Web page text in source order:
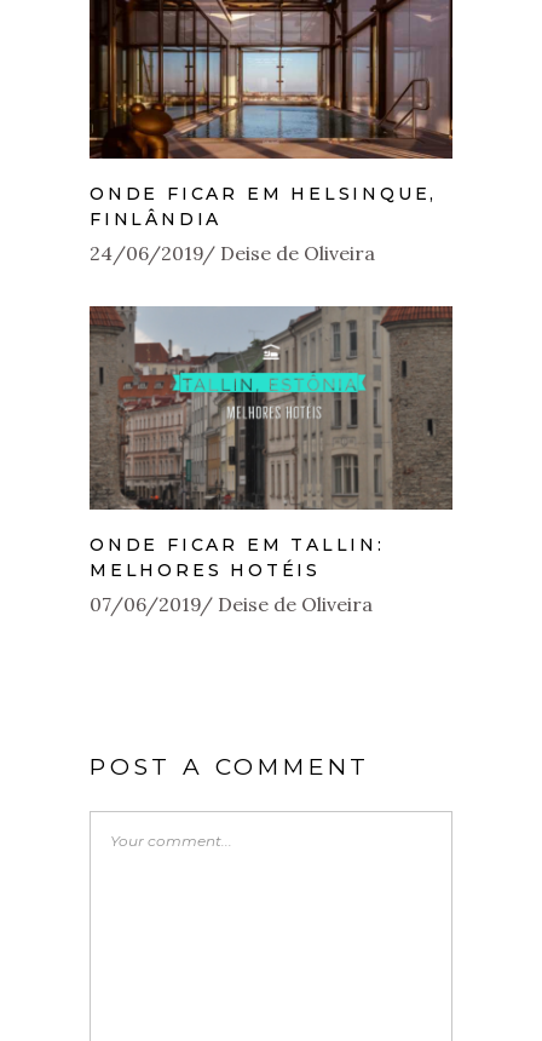
ONDE FICAR EM HELSINQUE,
FINLÂNDIA
24/06/2019 Deise de Oliveira
ONDE FICAR EM TALLIN:
MELHORES HOTÉIS
07/06/2019 Deise de Oliveira
POST A COMMENT